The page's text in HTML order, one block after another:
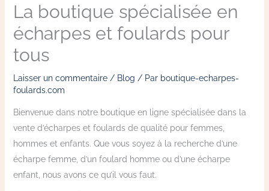
La boutique spécialisée en
écharpes et foulards pour
tous
Laisser un commentaire / Blog / Par boutique-echarpes-
foulards.com
Bienvenue dans notre boutique en ligne spécialisée dans la
vente d’écharpes et foulards de qualité pour femmes,
hommes et enfants. Que vous soyez à la recherche d’une
écharpe femme, d’un foulard homme ou d’une écharpe
enfant, nous avons ce qu’il vous faut.